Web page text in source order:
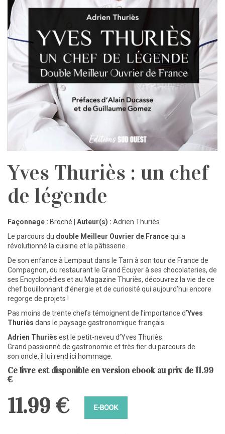
Yves Thuriès : un chef
de légende
Façonnage : Broché | Auteur(s) : Adrien Thuriès
Le parcours du double Meilleur Ouvrier de Francequi a
révolutionné la cuisine et la pâtisserie.
De son enfance à Lempaut dans le Tarn à son tour de France de
Compagnon, du restaurant le Grand Écuyer à ses chocolateries, de
ses Encyclopédies et au Magazine Thuriès, découvrez la vie de ce
chef bouillonnant d’énergie et de curiosité qui aujourd’hui encore
regorge de projets !
Pas moins de trente chefs témoignent de l’importance d’Yves
Thuriès dans le paysage gastronomique français.
Adrien Thuriès est le petit-neveu d’Yves Thuriès.
Grand passionné de gastronomie et très fier du parcours de
son oncle, il lui rend ici hommage.
Ce livre est disponible en version ebook au prix de 11.99
€
11.99 €